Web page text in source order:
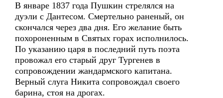
В январе 1837 года Пушкин стрелялся на
дуэли с Дантесом. Смертельно раненый, он
скончался через два дня. Его желание быть
похороненным в Святых горах исполнилось.
По указанию царя в последний путь поэта
провожал его старый друг Тургенев в
сопровождении жандармского капитана.
Верный слуга Никита сопровождал своего
барина, стоя на дрогах.